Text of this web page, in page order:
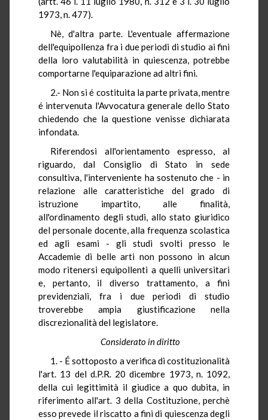
1973, n. 477).
Nè, d'altra parte. L'eventuale affermazione
dell'equipollenza fra i due periodi di studio ai fini
della loro valutabilità in quiescenza, potrebbe
comportarne l'equiparazione ad altri fini.
2.- Non si é costituita la parte privata, mentre
é intervenuta l'Avvocatura generale dello Stato
chiedendo che la questione venisse dichiarata
infondata.
Riferendosi all'orientamento espresso, al
riguardo, dal Consiglio di Stato in sede
consultiva, l'interveniente ha sostenuto che - in
relazione alle caratteristiche del grado di
istruzione impartito, alle finalità,
all'ordinamento degli studi, allo stato giuridico
del personale docente, alla frequenza scolastica
ed agli esami - gli studi svolti presso le
Accademie di belle arti non possono in alcun
modo ritenersi equipollenti a quelli universitari
e, pertanto, il diverso trattamento, a fini
previdenziali, fra i due periodi di studio
troverebbe ampia giustificazione nella
discrezionalità del legislatore.
Considerato in diritto
1. - É sottoposto a verifica di costituzionalità
l'art. 13 del d.P.R. 20 dicembre 1973, n. 1092,
della cui legittimità il giudice a quo dubita, in
riferimento all'art. 3 della Costituzione, perchè
esso prevede il riscatto a fini di quiescenza degli